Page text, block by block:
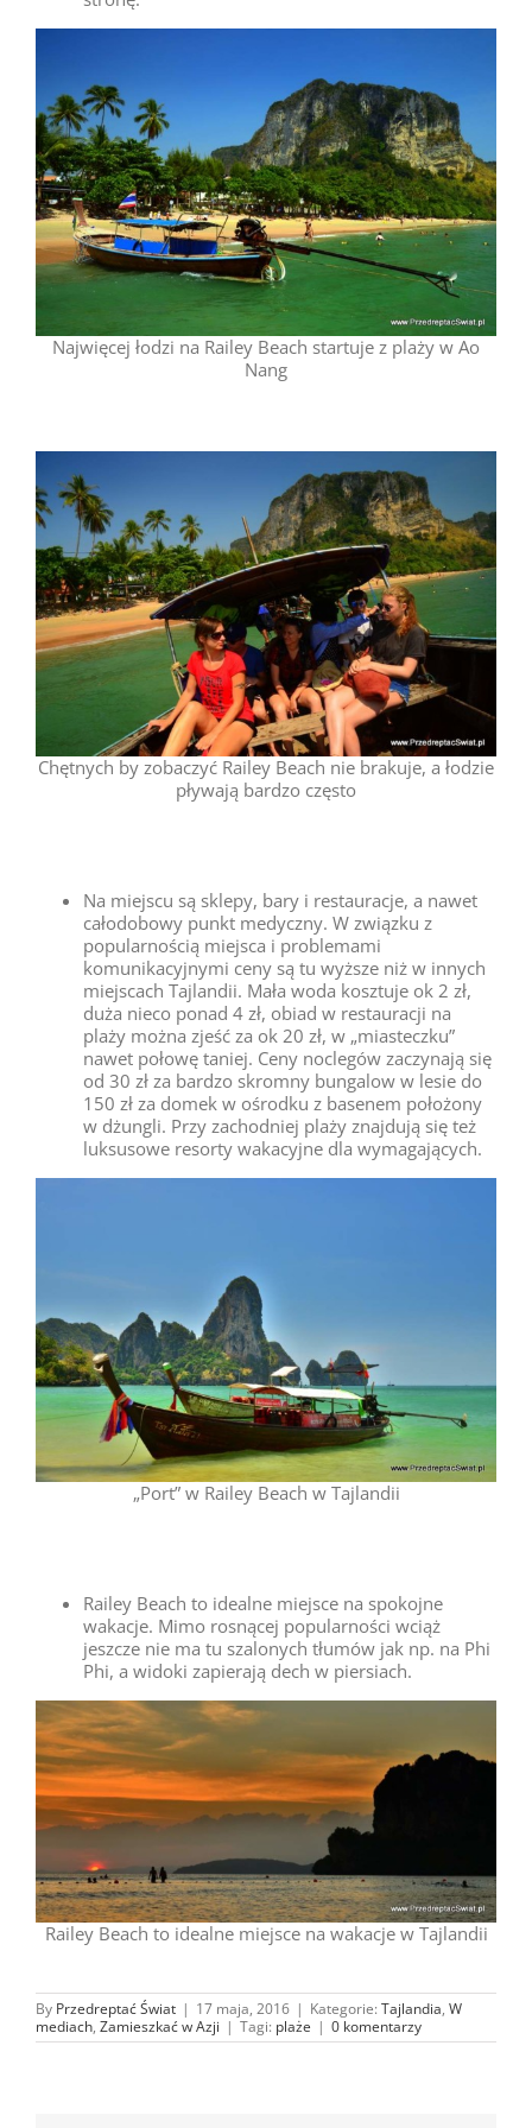
Najwięcej łodzi na Railey Beach startuje z plaży w Ao
Nang
Chętnych by zobaczyć Railey Beach nie brakuje, a łodzie
pływają bardzo często
Na miejscu są sklepy, bary i restauracje, a nawet
całodobowy punkt medyczny. W związku z
popularnością miejsca i problemami
komunikacyjnymi ceny są tu wyższe niż w innych
miejscach Tajlandii. Mała woda kosztuje ok 2 zł,
duża nieco ponad 4 zł, obiad w restauracji na
plaży można zjeść za ok 20 zł, w „miasteczku”
nawet połowę taniej. Ceny noclegów zaczynają się
od 30 zł za bardzo skromny bungalow w lesie do
150 zł za domek w ośrodku z basenem położony
w dżungli. Przy zachodniej plaży znajdują się też
luksusowe resorty wakacyjne dla wymagających.
„Port” w Railey Beach w Tajlandii
Railey Beach to idealne miejsce na spokojne
wakacje. Mimo rosnącej popularności wciąż
jeszcze nie ma tu szalonych tłumów jak np. na Phi
Phi, a widoki zapierają dech w piersiach.
Railey Beach to idealne miejsce na wakacje w Tajlandii
By Przedreptać Świat | 17 maja, 2016 | Kategorie: Tajlandia, W
mediach, Zamieszkać w Azji | Tagi: plaże | 0 komentarzy